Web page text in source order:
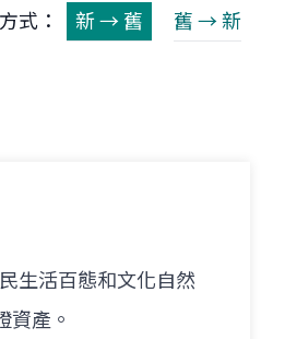
式： 新 → 舊 舊 → 新
生活百態和文化自然
資產。